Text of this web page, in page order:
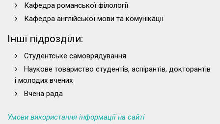
Кафедра романської філології
Кафедра англійської мови та комунікації
Інші підрозділи:
Студентське самоврядування
Наукове товариство студентів, аспірантів, докторантів
і молодих вчених
Вчена рада
Умови використання інформації на сайті